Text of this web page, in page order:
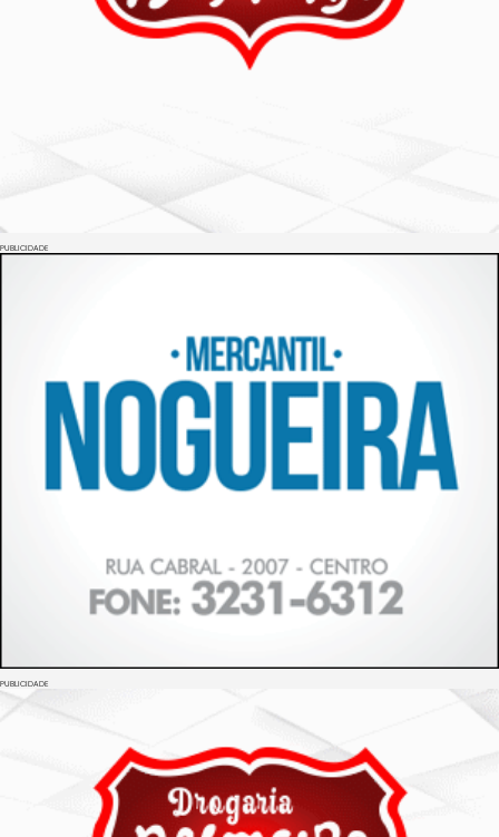
PUBLICIDADE
PUBLICIDADE